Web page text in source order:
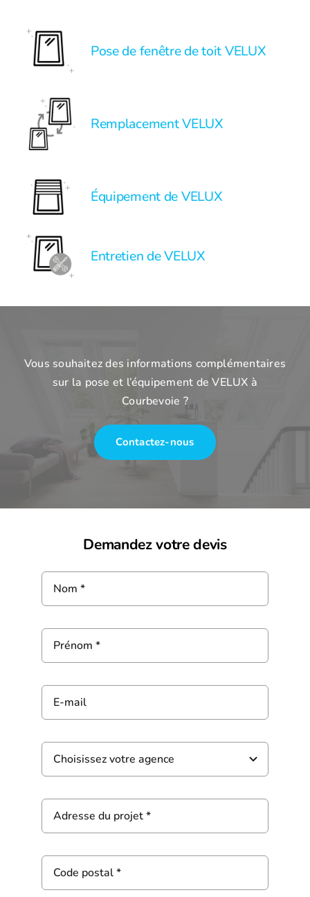
Pose de fenêtre de toit VELUX
Remplacement VELUX
Équipement de VELUX
Entretien de VELUX
Vous souhaitez des informations complémentaires
sur la pose et l’équipement de VELUX à
Courbevoie ?
Contactez-nous
Demandez votre devis